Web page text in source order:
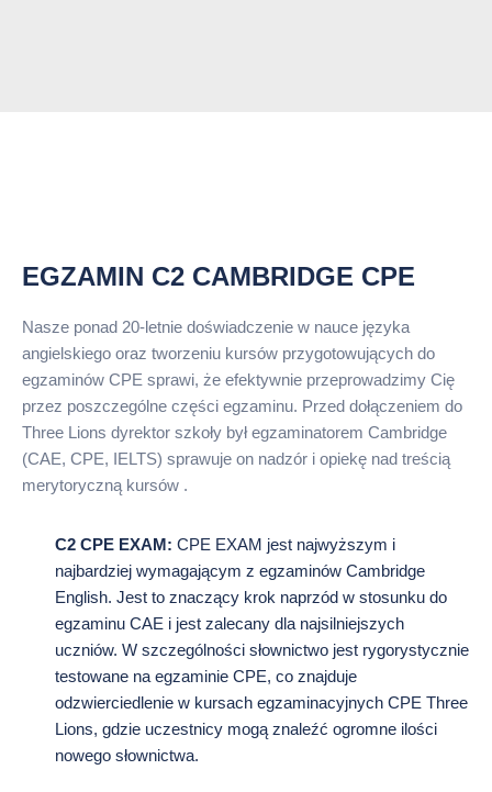
EGZAMIN C2 CAMBRIDGE CPE
Nasze ponad 20-letnie doświadczenie w nauce języka
angielskiego oraz tworzeniu kursów przygotowujących do
egzaminów CPE sprawi, że efektywnie przeprowadzimy Cię
przez poszczególne części egzaminu. Przed dołączeniem do
Three Lions dyrektor szkoły był egzaminatorem Cambridge
(CAE, CPE, IELTS) sprawuje on nadzór i opiekę nad treścią
merytoryczną kursów .
C2 CPE EXAM: CPE EXAM jest najwyższym i
najbardziej wymagającym z egzaminów Cambridge
English. Jest to znaczący krok naprzód w stosunku do
egzaminu CAE i jest zalecany dla najsilniejszych
uczniów. W szczególności słownictwo jest rygorystycznie
testowane na egzaminie CPE, co znajduje
odzwierciedlenie w kursach egzaminacyjnych CPE Three
Lions, gdzie uczestnicy mogą znaleźć ogromne ilości
nowego słownictwa.